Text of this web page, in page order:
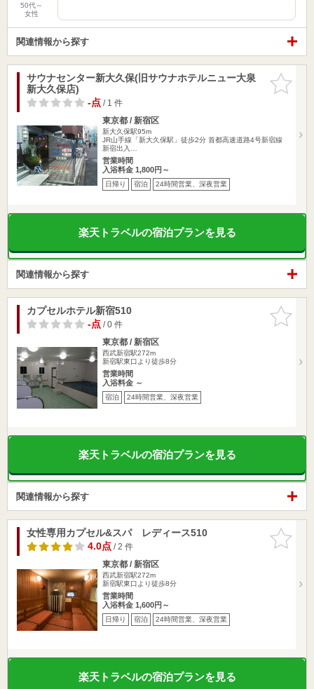
50代～
女性
関連情報から探す
お気に入
りに追加
サウナセンター新大久保(旧サウナホテルニュー大泉
新大久保店)
-点/ 1 件
東京都 / 新宿区
新大久保駅95m
JR山手線「新大久保駅」徒歩2分 首都高速道路4号新宿線
新宿出入…
営業時間
入浴料金 1,800円～
日帰り 宿泊 24時間営業、深夜営業
楽天トラベルの宿泊プランを見る
関連情報から探す
お気に入
りに追加
カプセルホテル新宿510
-点/ 0 件
東京都 / 新宿区
西武新宿駅272m
新宿駅東口より徒歩8分
営業時間
入浴料金 ～
宿泊 24時間営業、深夜営業
楽天トラベルの宿泊プランを見る
関連情報から探す
お気に入
りに追加
女性専用カプセル&スパ レディース510
4.0点/ 2 件
東京都 / 新宿区
西武新宿駅272m
新宿駅東口より徒歩8分
営業時間
入浴料金 1,600円～
日帰り 宿泊 24時間営業、深夜営業
楽天トラベルの宿泊プランを見る